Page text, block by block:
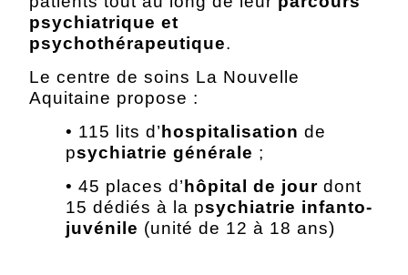
psychiatrique et
psychothérapeutique.
Le centre de soins La Nouvelle
Aquitaine propose :
• 115 lits d’hospitalisation de
psychiatrie générale ;
• 45 places d’hôpital de jour dont
15 dédiés à la psychiatrie infanto-
juvénile (unité de 12 à 18 ans)